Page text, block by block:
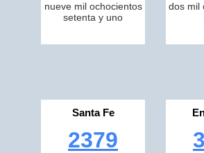
nueve mil ochocientos
setenta y uno
dos mil
Santa Fe
2379